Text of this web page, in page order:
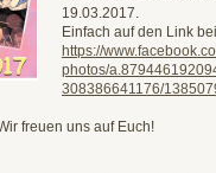
19.03.2017.
Einfach auf den Link
https://
photos/
308386641176/
freuen uns auf Euch!